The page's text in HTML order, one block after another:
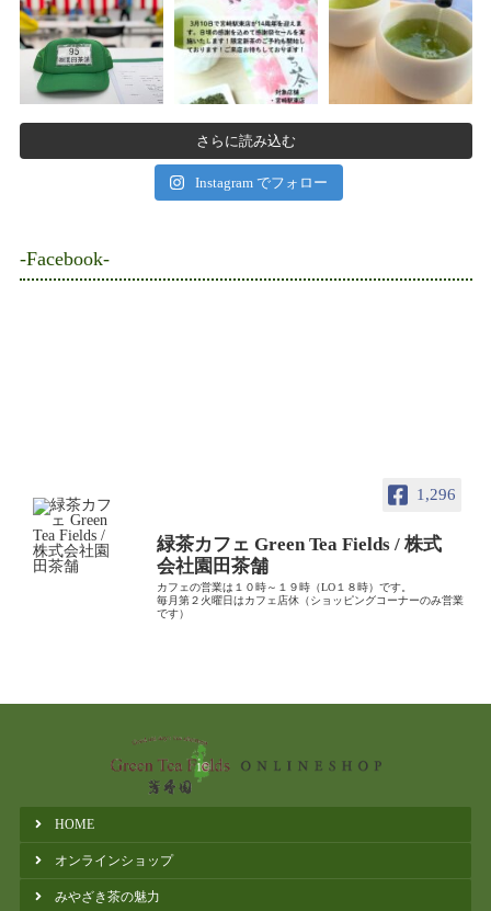
さらに読み込む
Instagram でフォロー
-Facebook-
1,296
緑茶カフェ Green Tea Fields / 株式
会社園田茶舗
カフェの営業は１０時～１９時（LO１８時）です。
毎月第２火曜日はカフェ店休（ショッピングコーナーのみ営業
です）
HOME
オンラインショップ
みやざき茶の魅力